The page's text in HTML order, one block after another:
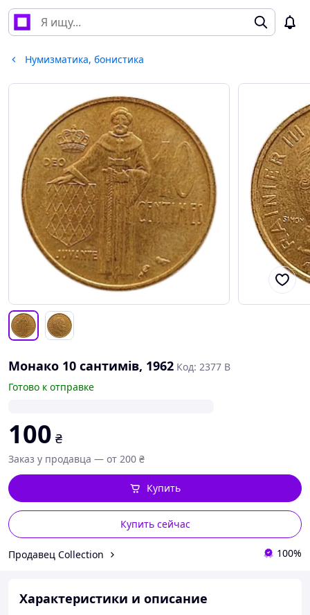
Нумизматика, бонистика
Монако 10 сантимів, 1962 Код: 2377 B
Готово к отправке
100 ₴
Заказ у продавца — от 200 ₴
Купить сейчас
Купить
Продавец Collection 100%
Характеристики и описание